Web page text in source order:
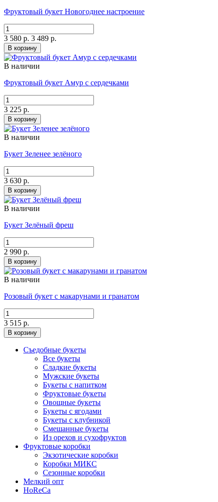
Фруктовый букет Новогоднее настроение
3 580 р. 3 489 р.
В корзину
В наличии
Фруктовый букет Амур с сердечками
3 225 р.
В корзину
В наличии
Букет Зеленее зелёного
3 630 р.
В корзину
В наличии
Букет Зелёный фреш
2 990 р.
В корзину
В наличии
Розовый букет с макарунами и гранатом
3 515 р.
В корзину
Съедобные букеты
Все букеты
Сладкие букеты
Мужские букеты
Букеты с напитком
Фруктовые букеты
Овощные букеты
Букеты с ягодами
Букеты с клубникой
Смешанные букеты
Из орехов и сухофруктов
Фруктовые коробки
Экзотические коробки
Коробки МИКС
Сезонные коробки
Мелкий опт
HoReCa